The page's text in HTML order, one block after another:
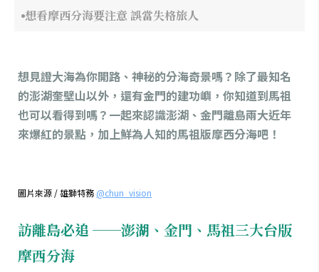
想看摩西分海要注意 誤當失格旅人
想見證大海為你開路、神秘的分海奇景嗎？除了最知名
的澎湖奎壁山以外，還有金門的建功嶼，你知道到馬祖
也可以看得到嗎？一起來認識澎湖、金門離島兩大近年
來爆紅的景點，加上鮮為人知的馬祖版摩西分海吧！
圖片來源 / 雄獅特務 @chun_vision
訪離島必追 ──澎湖、金門、馬祖三大台版
摩西分海